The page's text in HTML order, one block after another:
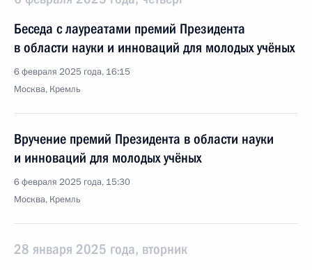
Беседа с лауреатами премий Президента
в области науки и инноваций для молодых учёных
6 февраля 2025 года, 16:15
Москва, Кремль
Вручение премий Президента в области науки
и инноваций для молодых учёных
6 февраля 2025 года, 15:30
Москва, Кремль
28 января 2025 года, вторник